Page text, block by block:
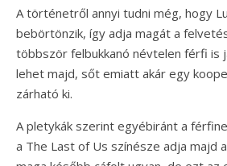
A történetről annyi tudni még, hogy
bebörtönzik, így adja magát a
többször felbukkanó névtelen férfi is
lehet majd, sőt emiatt akár egy
zárható ki.
A pletykák szerint egyébiránt a
a The Last of Us színésze adja majd